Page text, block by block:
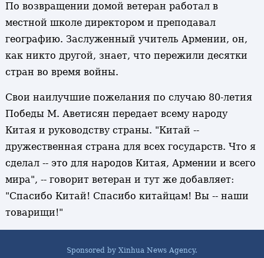
По возвращении домой ветеран работал в
местной школе директором и преподавал
географию. Заслуженный учитель Армении, он,
как никто другой, знает, что пережили десятки
стран во время войны.
Свои наилучшие пожелания по случаю 80-летия
Победы М. Аветисян передает всему народу
Китая и руководству страны. "Китай --
дружественная страна для всех государств. Что я
сделал -- это для народов Китая, Армении и всего
мира", -- говорит ветеран и тут же добавляет:
"Спасибо Китай! Спасибо китайцам! Вы -- наши
товарищи!"
Sponsored by Xinhua News Agency.